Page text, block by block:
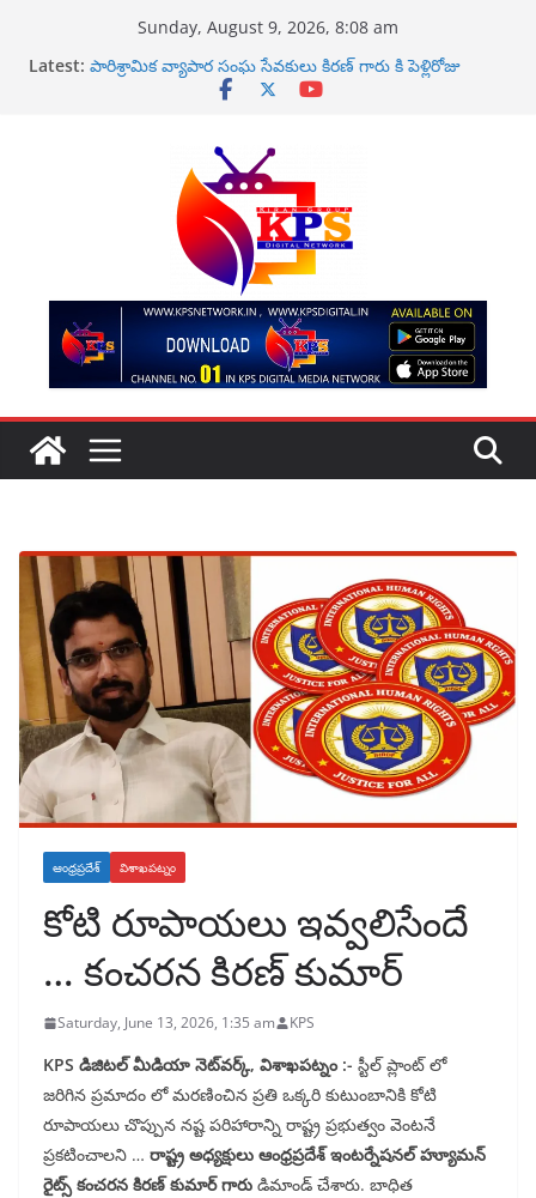
Sunday, August 9, 2026, 8:08 am
Latest: పారిశ్రామిక వ్యాపార సంఘ సేవకులు కిరణ్ గారు కి పెళ్లిరోజు
ఉప ముఖ్యమంత్రి పవన్ కళ్యాణ్ వ్యాఖ్యలపై ఆందోళన
కాటలినా ప్రొడక్షన్ నిర్మాణంలో కొత్త చిత్రం ఘనంగా ప్రారంభం
కోటి రూపాయలు ఇవ్వలిసేందే … కంచరన కిరణ్ కుమార్
ఆంధ్రప్రదేశ్ విశాఖపట్నం
కోటి రూపాయలు ఇవ్వలిసేందే
… కంచరన కిరణ్ కుమార్
Saturday, June 13, 2026, 1:35 am KPS
KPS డిజిటల్ మీడియా నెట్‌వర్క్, విశాఖపట్నం :- స్టీల్ ప్లాంట్ లో
జరిగిన ప్రమాదం లో మరణించిన ప్రతి ఒక్కరి కుటుంబానికి కోటి
రూపాయలు చొప్పున నష్ట పరిహారాన్ని రాష్ట్ర ప్రభుత్వం వెంటనే
ప్రకటించాలని … రాష్ట్ర అధ్యక్షులు ఆంధ్రప్రదేశ్ ఇంటర్నేషనల్ హ్యూమన్
రైట్స్ కంచరన కిరణ్ కుమార్ గారు డిమాండ్ చేశారు. బాధిత